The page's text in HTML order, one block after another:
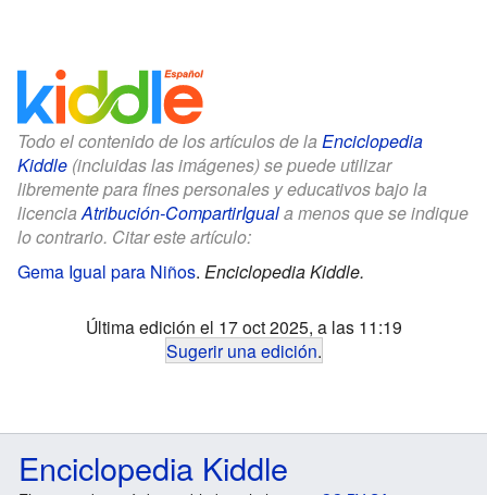
Todo el contenido de los artículos de la Enciclopedia
Kiddle (incluidas las imágenes) se puede utilizar
libremente para fines personales y educativos bajo la
licenciaAtribución-CompartirIguala menos que se indique
lo contrario. Citar este artículo:
Gema Igual para Niños. Enciclopedia Kiddle.
Última edición el 17 oct 2025, a las 11:19
Sugerir una edición.
Enciclopedia Kiddle